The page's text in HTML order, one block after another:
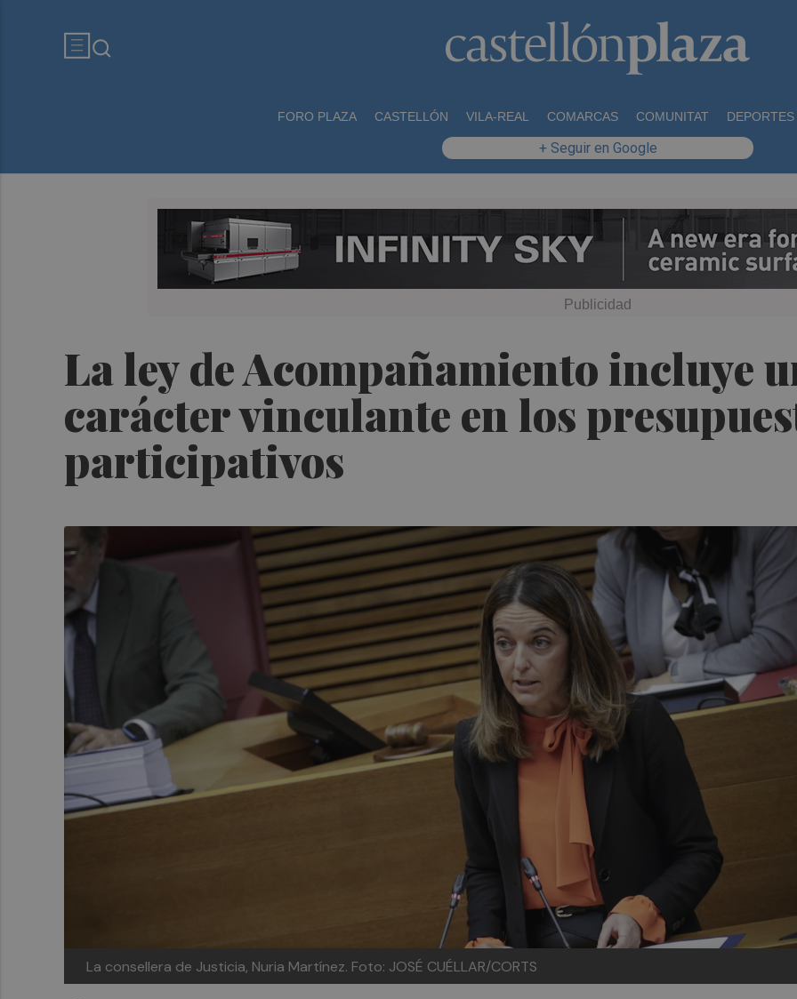
FORO PLAZA CASTELLÓN VILA-REAL COMARCAS COMUNITAT DEPORTES
+ Seguir en Google
La ley de Acompañamiento incluye
carácter vinculante en los
participativos
La consellera de Justicia, Nuria Martínez. Foto: JOSÉ CUÉLLAR/CORTS